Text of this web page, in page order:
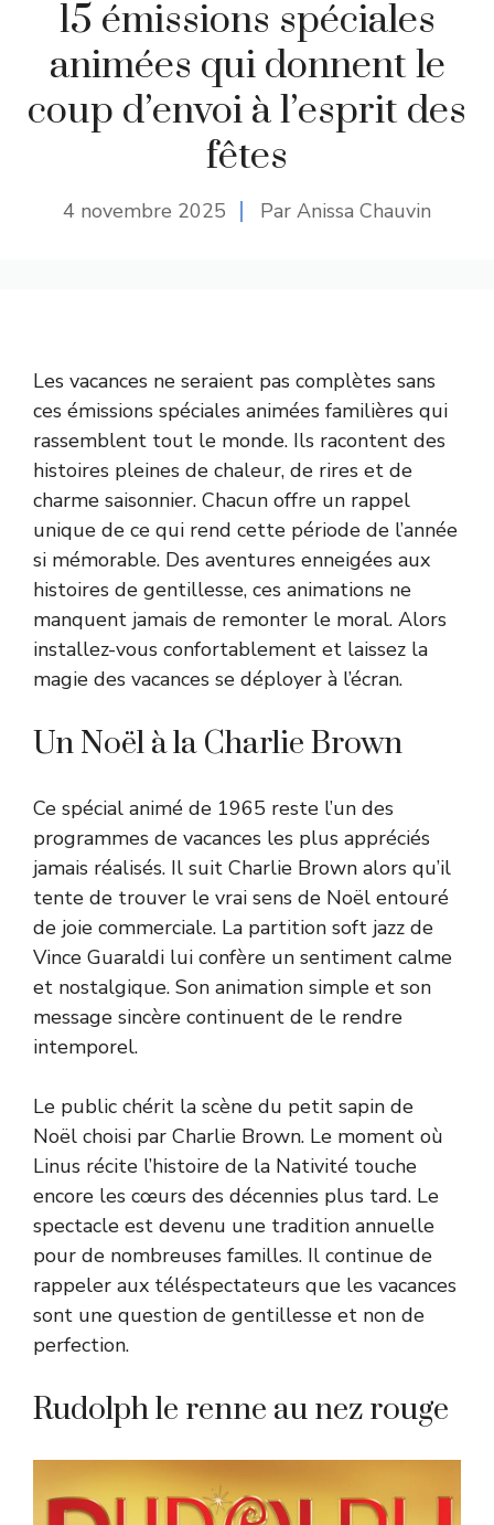
15 émissions spéciales
animées qui donnent le
coup d’envoi à l’esprit des
fêtes
4 novembre 2025 Par Anissa Chauvin
Les vacances ne seraient pas complètes sans
ces émissions spéciales animées familières qui
rassemblent tout le monde. Ils racontent des
histoires pleines de chaleur, de rires et de
charme saisonnier. Chacun offre un rappel
unique de ce qui rend cette période de l’année
si mémorable. Des aventures enneigées aux
histoires de gentillesse, ces animations ne
manquent jamais de remonter le moral. Alors
installez-vous confortablement et laissez la
magie des vacances se déployer à l’écran.
Un Noël à la Charlie Brown
Ce spécial animé de 1965 reste l’un des
programmes de vacances les plus appréciés
jamais réalisés. Il suit Charlie Brown alors qu’il
tente de trouver le vrai sens de Noël entouré
de joie commerciale. La partition soft jazz de
Vince Guaraldi lui confère un sentiment calme
et nostalgique. Son animation simple et son
message sincère continuent de le rendre
intemporel.
Le public chérit la scène du petit sapin de
Noël choisi par Charlie Brown. Le moment où
Linus récite l’histoire de la Nativité touche
encore les cœurs des décennies plus tard. Le
spectacle est devenu une tradition annuelle
pour de nombreuses familles. Il continue de
rappeler aux téléspectateurs que les vacances
sont une question de gentillesse et non de
perfection.
Rudolph le renne au nez rouge